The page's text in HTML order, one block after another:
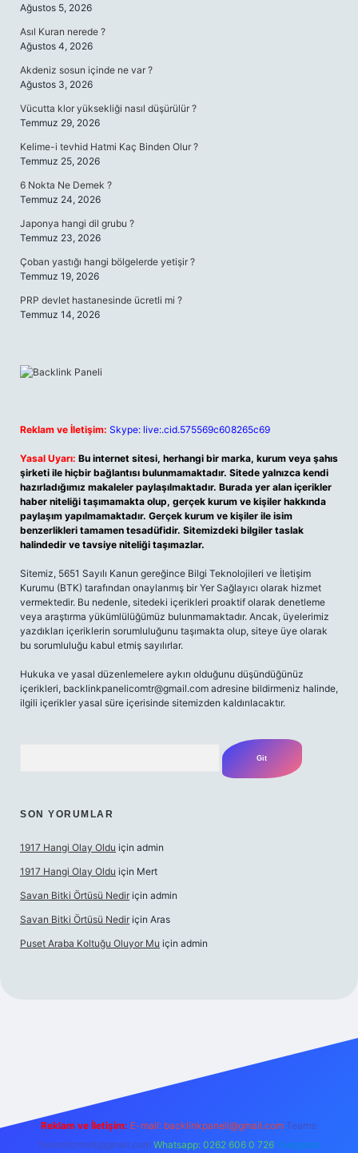
Ağustos 5, 2026
Asıl Kuran nerede ?
Ağustos 4, 2026
Akdeniz sosun içinde ne var ?
Ağustos 3, 2026
Vücutta klor yüksekliği nasıl düşürülür ?
Temmuz 29, 2026
Kelime-i tevhid Hatmi Kaç Binden Olur ?
Temmuz 25, 2026
6 Nokta Ne Demek ?
Temmuz 24, 2026
Japonya hangi dil grubu ?
Temmuz 23, 2026
Çoban yastığı hangi bölgelerde yetişir ?
Temmuz 19, 2026
PRP devlet hastanesinde ücretli mi ?
Temmuz 14, 2026
Reklam ve İletişim: Skype: live:.cid.575569c608265c69
Yasal Uyarı: Bu internet sitesi, herhangi bir marka, kurum veya şahıs
şirketi ile hiçbir bağlantısı bulunmamaktadır. Sitede yalnızca kendi
hazırladığımız makaleler paylaşılmaktadır. Burada yer alan içerikler
haber niteliği taşımamakta olup, gerçek kurum ve kişiler hakkında
paylaşım yapılmamaktadır. Gerçek kurum ve kişiler ile isim
benzerlikleri tamamen tesadüfidir. Sitemizdeki bilgiler taslak
halindedir ve tavsiye niteliği taşımazlar.
Sitemiz, 5651 Sayılı Kanun gereğince Bilgi Teknolojileri ve İletişim
Kurumu (BTK) tarafından onaylanmış bir Yer Sağlayıcı olarak hizmet
vermektedir. Bu nedenle, sitedeki içerikleri proaktif olarak denetleme
veya araştırma yükümlülüğümüz bulunmamaktadır. Ancak, üyelerimiz
yazdıkları içeriklerin sorumluluğunu taşımakta olup, siteye üye olarak
bu sorumluluğu kabul etmiş sayılırlar.
Hukuka ve yasal düzenlemelere aykırı olduğunu düşündüğünüz
içerikleri, backlinkpanelicomtr@gmail.com adresine bildirmeniz halinde,
ilgili içerikler yasal süre içerisinde sitemizden kaldırılacaktır.
SON YORUMLAR
1917 Hangi Olay Oldu için admin
1917 Hangi Olay Oldu için Mert
Savan Bitki Örtüsü Nedir için admin
Savan Bitki Örtüsü Nedir için Aras
Puset Araba Koltuğu Oluyor Mu için admin
Reklam ve İletişim: E-mail: backlinkpaneli@gmail.com Teams:
forumhizmeti@gmail.com Whatsapp: 0262 606 0 726 Telegram: